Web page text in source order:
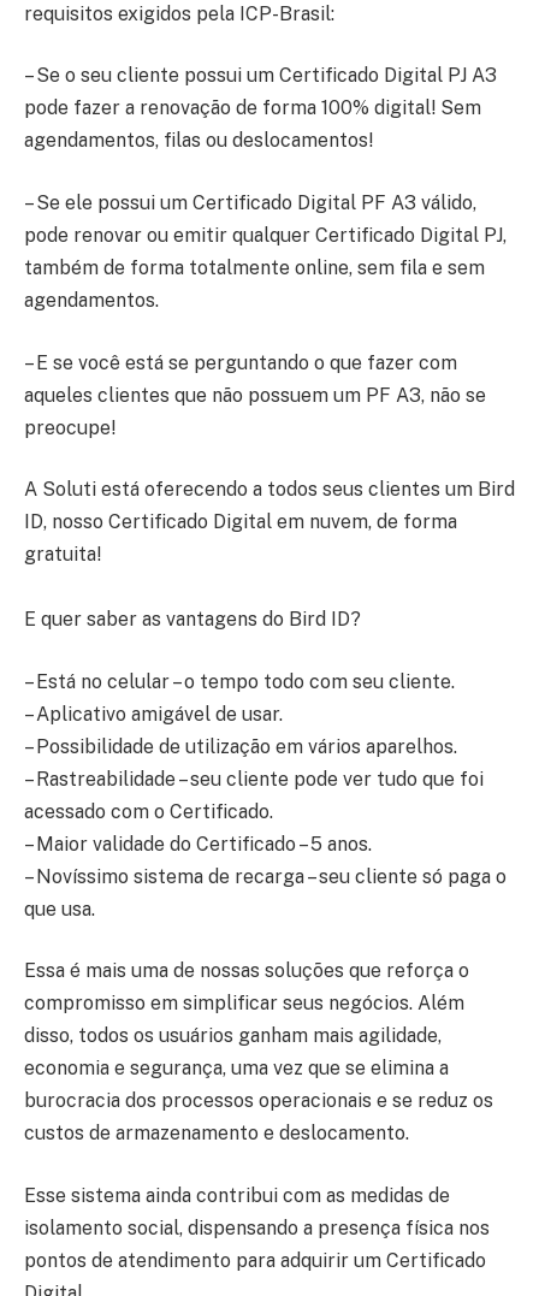
requisitos exigidos pela ICP-Brasil:
– Se o seu cliente possui um Certificado Digital PJ A3
pode fazer a renovação de forma 100% digital! Sem
agendamentos, filas ou deslocamentos!
– Se ele possui um Certificado Digital PF A3 válido,
pode renovar ou emitir qualquer Certificado Digital PJ,
também de forma totalmente online, sem fila e sem
agendamentos.
– E se você está se perguntando o que fazer com
aqueles clientes que não possuem um PF A3, não se
preocupe!
A Soluti está oferecendo a todos seus clientes um Bird
ID, nosso Certificado Digital em nuvem, de forma
gratuita!
E quer saber as vantagens do Bird ID?
– Está no celular – o tempo todo com seu cliente.
– Aplicativo amigável de usar.
– Possibilidade de utilização em vários aparelhos.
– Rastreabilidade – seu cliente pode ver tudo que foi
acessado com o Certificado.
– Maior validade do Certificado – 5 anos.
– Novíssimo sistema de recarga – seu cliente só paga o
que usa.
Essa é mais uma de nossas soluções que reforça o
compromisso em simplificar seus negócios. Além
disso, todos os usuários ganham mais agilidade,
economia e segurança, uma vez que se elimina a
burocracia dos processos operacionais e se reduz os
custos de armazenamento e deslocamento.
Esse sistema ainda contribui com as medidas de
isolamento social, dispensando a presença física nos
pontos de atendimento para adquirir um Certificado